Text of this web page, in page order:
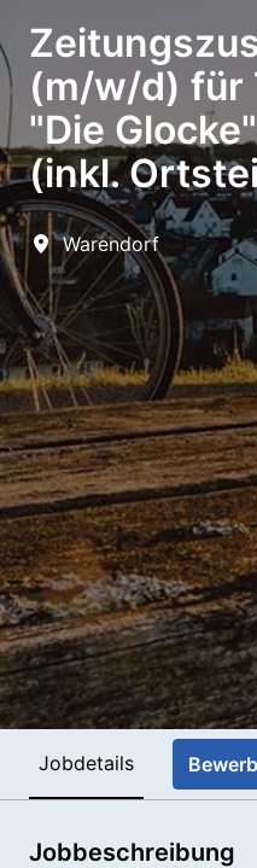
(m/w/d) für
"Die
(inkl.
Warendorf
Jobdetails
Jobbeschreibung